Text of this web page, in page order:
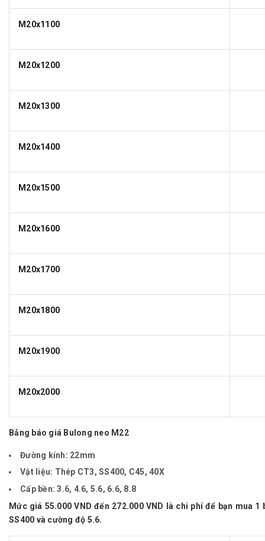
M20x1100
M20x1200
M20x1300
M20x1400
M20x1500
M20x1600
M20x1700
M20x1800
M20x1900
M20x2000
Bảng báo giá Bulong neo M22
Đường kính: 22mm
Vật liệu: Thép CT3, SS400, C45, 40X
Cấp bền:3.6, 4.6, 5.6, 6.6, 8.8
Mức giá 55.000 VND đến 272.000 VND
là chi phí để bạn mua 1
SS400 và cường độ 5.6.